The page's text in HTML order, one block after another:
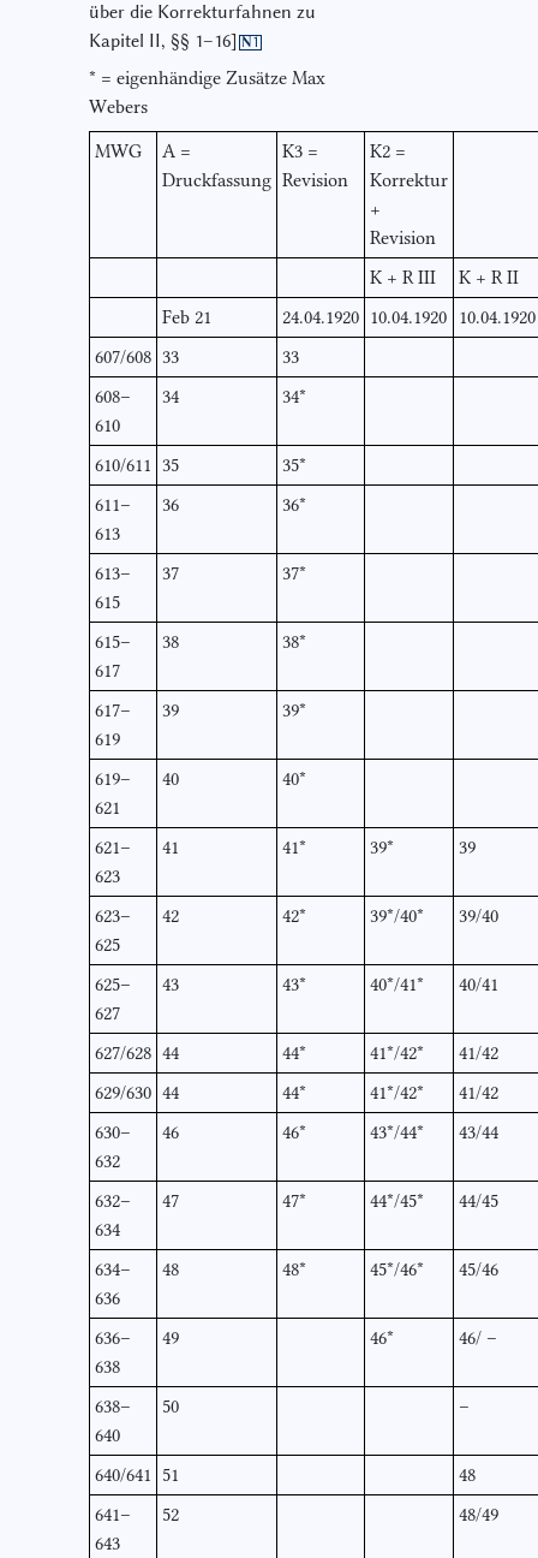
über die Korrekturfahnen zu
Kapitel II, §§ 1–16] N1
* = eigenhändige Zusätze Max
Webers
MWG
A =
Druckfassung
K3 =
Revision
K2 =
Korrektur
+
Revision
K + R III
K + R II
Feb 21
24.04.1920 10.04.1920
10.04.1920
607/608 33
33
608–
610
34 34*
610/611 35
35*
611–
613
36 36*
613–
615
37 37*
615–
617
38 38*
617–
619
39 39*
619–
621
40 40*
621–
623
41 41* 39* 39
623–
625
42 42* 39*/40* 39/40
625–
627
43 43* 40*/41* 40/41
627/628 44 44* 41*/42*
41/42
629/630 44 44* 41*/42*
41/42
630–
632
46 46* 43*/44* 43/44
632–
634
47 47* 44*/45* 44/45
634–
636
48 48* 45*/46* 45/46
636–
638
49 46* 46/ –
638–
640
50 –
640/641 51
48
641–
643
52 48/49